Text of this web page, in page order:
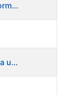
OE 18/23 - Analista de Procesos Informáticos
OE 11/23 - Oficial 1ª Máquina Offset a un color